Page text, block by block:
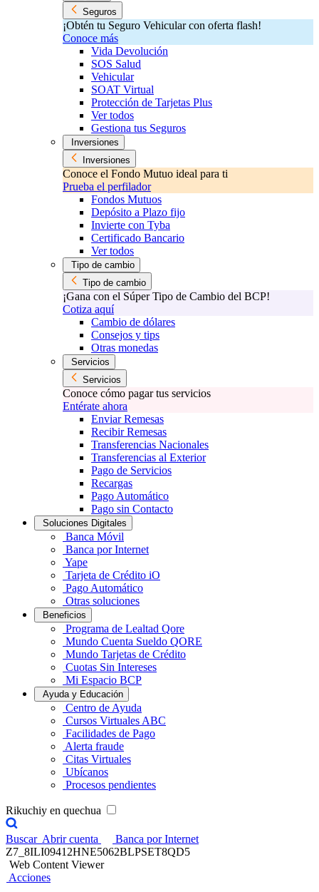
Seguros
¡Obtén tu Seguro Vehicular con oferta flash!
Conoce más
Vida Devolución
SOS Salud
Vehicular
SOAT Virtual
Protección de Tarjetas Plus
Ver todos
Gestiona tus Seguros
Inversiones
Inversiones
Conoce el Fondo Mutuo ideal para ti
Prueba el perfilador
Fondos Mutuos
Depósito a Plazo fijo
Invierte con Tyba
Certificado Bancario
Ver todos
Tipo de cambio
Tipo de cambio
¡Gana con el Súper Tipo de Cambio del BCP!
Cotiza aquí
Cambio de dólares
Consejos y tips
Otras monedas
Servicios
Servicios
Conoce cómo pagar tus servicios
Entérate ahora
Enviar Remesas
Recibir Remesas
Transferencias Nacionales
Transferencias al Exterior
Pago de Servicios
Recargas
Pago Automático
Pago sin Contacto
Soluciones Digitales
Banca Móvil
Banca por Internet
Yape
Tarjeta de Crédito iO
Pago Automático
Otras soluciones
Beneficios
Programa de Lealtad Qore
Mundo Cuenta Sueldo QORE
Mundo Tarjetas de Crédito
Cuotas Sin Intereses
Mi Espacio BCP
Ayuda y Educación
Centro de Ayuda
Cursos Virtuales ABC
Facilidades de Pago
Alerta fraude
Citas Virtuales
Ubícanos
Procesos pendientes
Rikuchiy en quechua
Buscar Abrir cuenta
Banca por Internet
Z7_8ILI09412HNE5062BLPSET8QD5
Web Content Viewer
Acciones